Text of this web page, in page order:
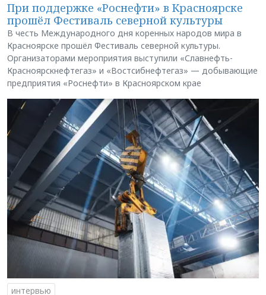
При поддержке «Роснефти» в Красноярске
прошёл Фестиваль северной культуры
В честь Международного дня коренных народов мира в
Красноярске прошёл Фестиваль северной культуры.
Организаторами мероприятия выступили «Славнефть-
Красноярскнефтегаз» и «Востсибнефтегаз» — добывающие
предприятия «Роснефти» в Красноярском крае
интервью